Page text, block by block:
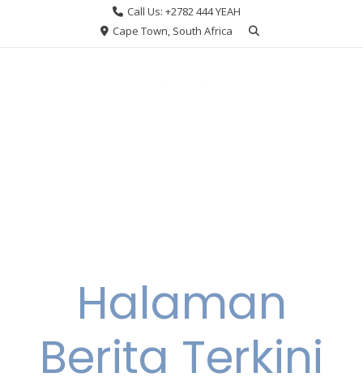
Call Us: +2782 444 YEAH
Cape Town, South Africa
Halaman
Berita Terkini